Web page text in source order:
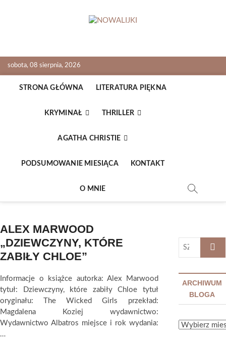
sobota, 08 sierpnia, 2026
STRONA GŁÓWNA LITERATURA PIĘKNA
KRYMINAŁ THRILLER
AGATHA CHRISTIE
PODSUMOWANIE MIESIĄCA KONTAKT
O MNIE
ALEX MARWOOD
„DZIEWCZYNY, KTÓRE
ZABIŁY CHLOE”
Informacje o książce autorka: Alex Marwood
tytuł: Dziewczyny, które zabiły Chloe tytuł
oryginału: The Wicked Girls przekład:
Magdalena Koziej wydawnictwo:
Wydawnictwo Albatros miejsce i rok wydania:
…
ARCHIWUM
BLOGA
ARCHIWUM